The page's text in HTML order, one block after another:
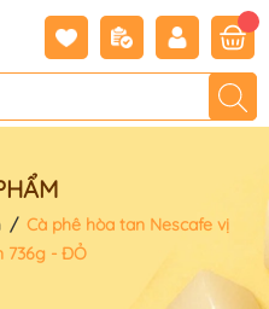
/ Cà phê hòa tan Nescafe vị
736g - ĐỎ